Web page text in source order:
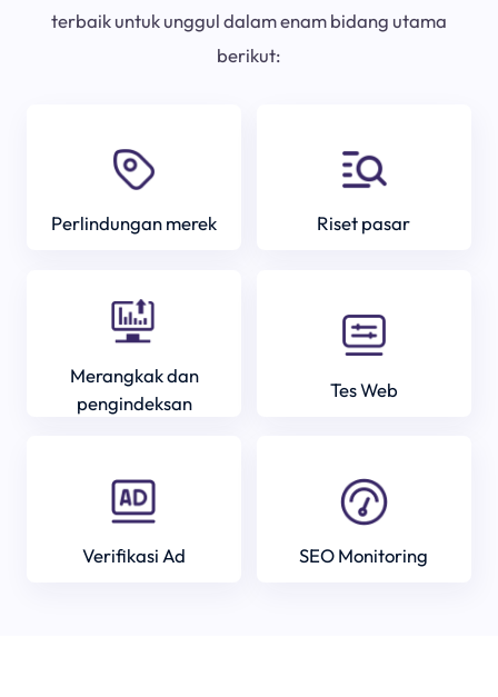
terbaik untuk unggul dalam enam bidang utama
berikut:
Perlindungan merek Riset pasar
Merangkak dan
pengindeksan
Tes Web
Verifikasi Ad SEO Monitoring